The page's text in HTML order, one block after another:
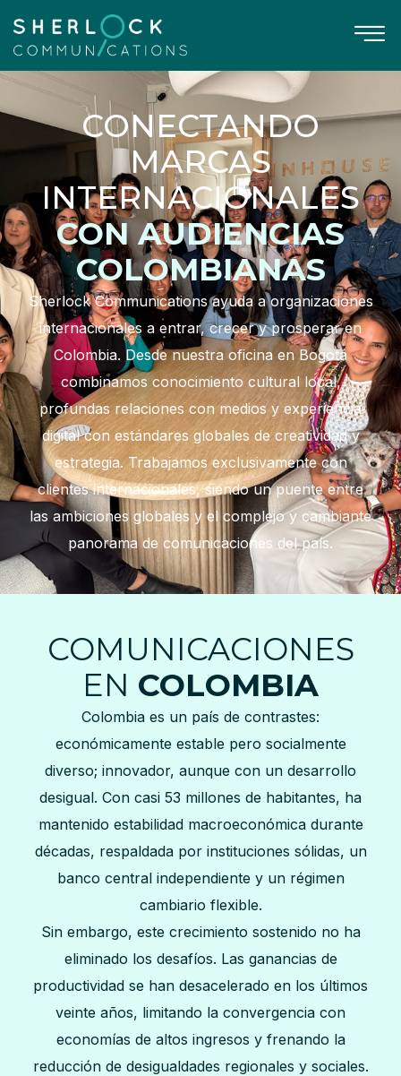
CONECTANDO
MARCAS
INTERNACIONALES
CON AUDIENCIAS
COLOMBIANAS
Sherlock Communications ayuda a organizaciones
internacionales a entrar, crecer y prosperar en
Colombia. Desde nuestra oficina en Bogotá
combinamos conocimiento cultural local,
profundas relaciones con medios y experiencia
digital con estándares globales de creatividad y
estrategia. Trabajamos exclusivamente con
clientes internacionales, siendo un puente entre
las ambiciones globales y el complejo y cambiante
panorama de comunicaciones del país.
COMUNICACIONES
EN COLOMBIA
Colombia es un país de contrastes:
económicamente estable pero socialmente
diverso; innovador, aunque con un desarrollo
desigual. Con casi 53 millones de habitantes, ha
mantenido estabilidad macroeconómica durante
décadas, respaldada por instituciones sólidas, un
banco central independiente y un régimen
cambiario flexible.
Sin embargo, este crecimiento sostenido no ha
eliminado los desafíos. Las ganancias de
productividad se han desacelerado en los últimos
veinte años, limitando la convergencia con
economías de altos ingresos y frenando la
reducción de desigualdades regionales y sociales.